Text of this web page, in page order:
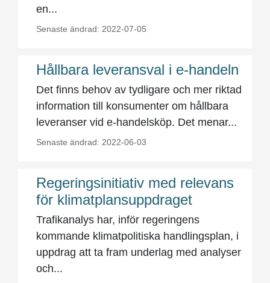
en...
Senaste ändrad: 2022-07-05
Hållbara leveransval i e-handeln
Det finns behov av tydligare och mer riktad
information till konsumenter om hållbara
leveranser vid e-handelsköp. Det menar...
Senaste ändrad: 2022-06-03
Regeringsinitiativ med relevans
för klimatplansuppdraget
Trafikanalys har, inför regeringens
kommande klimatpolitiska handlingsplan, i
uppdrag att ta fram underlag med analyser
och...